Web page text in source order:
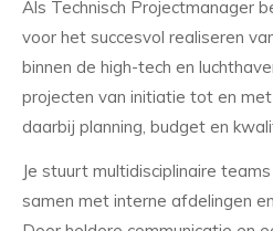
Als Technisch Projectmanager
voor het succesvol realiseren
binnen de high-tech en
projecten van initiatie tot en
daarbij planning, budget en
Je stuurt multidisciplinaire
samen met interne afdelingen